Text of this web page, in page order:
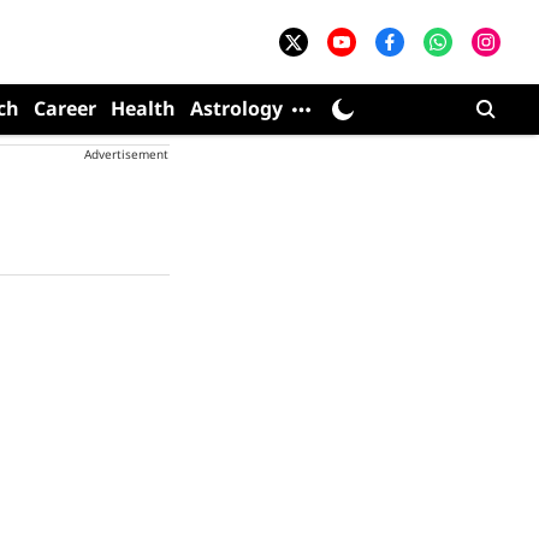
Career Health Astrology
Advertisement